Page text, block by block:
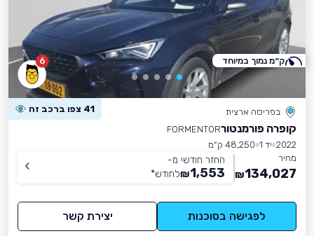
6
בפריסה ארצית 41 צפו ברכב זה
קופרה פורמנטורFORMENTOR
2022 יד 1
48,250 ק״מ
מחיר
134,027
₪
החזר חודשי מ-
1,553
₪לחודש*
לפגישה בסוכנות יצירת קשר
ק״מ נמוך במיוחד